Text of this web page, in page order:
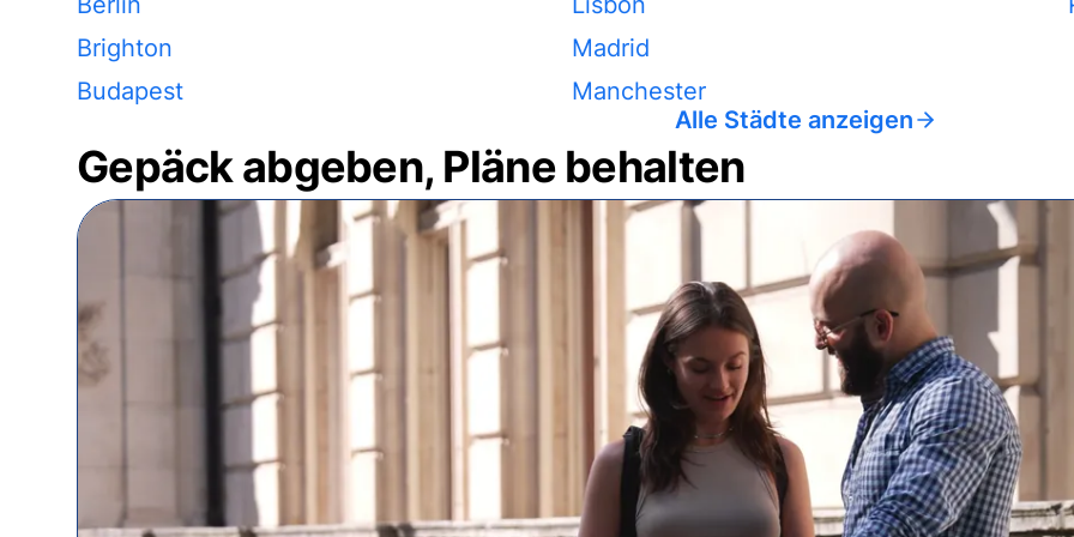
Brighton
Budapest
Madrid
Manchester
Alle Städte anzeigen
Gepäck abgeben, Pläne behalten